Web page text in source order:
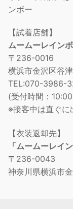
ンボー
【試着店舗】
ムームーレイン
〒236-0016
横浜市金沢区谷
TEL:070-3986-
(受付時間：10:00
※接客中は直ぐに
【衣装返却先】
「ムームーレイ
〒236-0043
神奈川県横浜市